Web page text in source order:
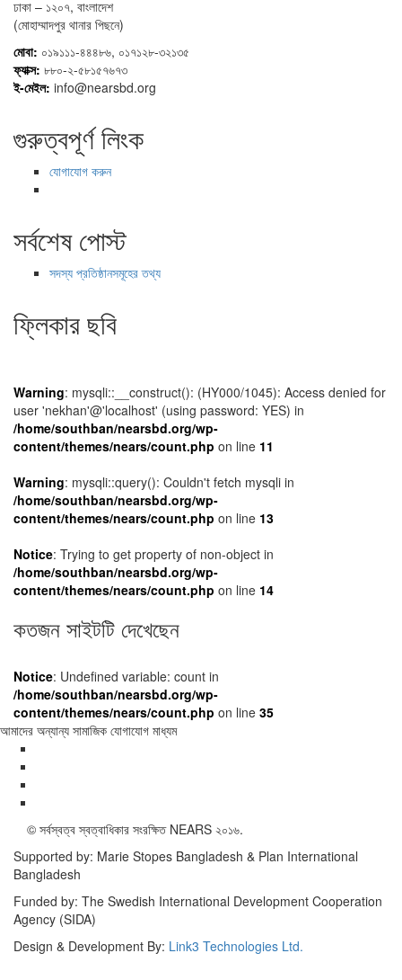
ঢাকা – ১২০৭, বাংলাদেশ
(মোহাম্মাদপুর থানার পিছনে)
মোবা: ০১৯১১১-৪৪৪৮৬, ০১৭১২৮-৩২১৩৫
ফ্যাক্স: ৮৮০-২-৫৮১৫৭৬৭৩
ই-মেইল: info@nearsbd.org
গুরুত্বপূর্ণ লিংক
যোগাযোগ করুন
সর্বশেষ পোস্ট
সদস্য প্রতিষ্ঠানসমূহের তথ্য
ফ্লিকার ছবি
Warning: mysqli::__construct(): (HY000/1045): Access denied for
user 'nekhan'@'localhost' (using password: YES) in
/home/southban/nearsbd.org/wp-
content/themes/nears/count.php on line 11
Warning: mysqli::query(): Couldn't fetch mysqli in
/home/southban/nearsbd.org/wp-
content/themes/nears/count.php on line 13
Notice: Trying to get property of non-object in
/home/southban/nearsbd.org/wp-
content/themes/nears/count.php on line 14
কতজন সাইটটি দেখেছেন
Notice: Undefined variable: count in
/home/southban/nearsbd.org/wp-
content/themes/nears/count.php on line 35
আমাদের অন্যান্য সামাজিক যোগাযোগ মাধ্যম
© সর্বস্বত্ব স্বত্বাধিকার সংরক্ষিত NEARS ২০১৬.
Supported by: Marie Stopes Bangladesh & Plan International
Bangladesh
Funded by: The Swedish International Development Cooperation
Agency (SIDA)
Design & Development By: Link3 Technologies Ltd.